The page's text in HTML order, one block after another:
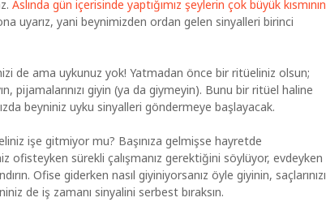
Aslında gün içerisinde yaptığımız şeylerin çok büyük kısmının
uyarız, yani beynimizden ordan gelen sinyalleri birinci
de ama uykunuz yok! Yatmadan önce bir ritüeliniz olsun;
pijamalarınızı giyin (ya da giymeyin). Bunu bir ritüel haline
beyniniz uyku sinyalleri göndermeye başlayacak.
işe gitmiyor mu? Başınıza gelmişse hayretde
ofisteyken sürekli çalışmanız gerektiğini söylüyor, evdeyken
Ofise giderken nasıl giyiniyorsanız öyle giyinin, saçlarınızı
de iş zamanı sinyalini serbest bıraksın.